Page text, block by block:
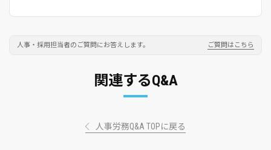
人事・採用担当者のご質問にお答えします。 ご質問はこちら
関連するQ&A
人事労務Q&A TOPに戻る